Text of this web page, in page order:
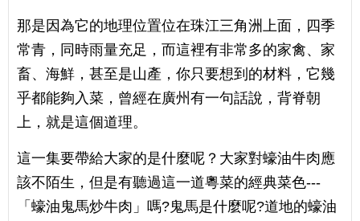
那是因為它的地理位置位在珠江三角洲上面，四季
常青，同時雨量充足，而這裡有非常多的家禽、家
畜、海鮮，甚至是山產，你只要想到的材料，它幾
乎都能夠入菜，曾經在廣州有一句話說，背脊朝
上，就是這個道理。
這一集要帶給大家的是什麼呢？大家對蠔油牛肉應
該不陌生，但是有聽過這一道粵菜的經典菜色---
「蠔油鬼馬炒牛肉」嗎?鬼馬是什麼呢?道地的蠔油